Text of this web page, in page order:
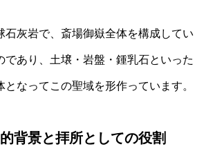
石灰岩で、斎場御嶽全体を構成してい
であり、土壌・岩盤・鍾乳石といった
となってこの聖域を形作っています。
背景と拝所としての役割